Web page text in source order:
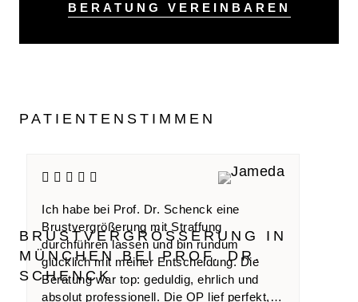
BERATUNG VEREINBAREN
PATIENTENSTIMMEN
Ich habe bei Prof. Dr. Schenck eine
Brustvergrößerung mit Straffung
durchführen lassen und bin rundum
glücklich mit meiner Entscheidung. Die
Beratung war top: geduldig, ehrlich und
absolut professionell. Die OP lief perfekt,
BRUSTVERGRÖSSERUNG IN M
ÜNCHEN BEI PROF. DR. S
CHENCK